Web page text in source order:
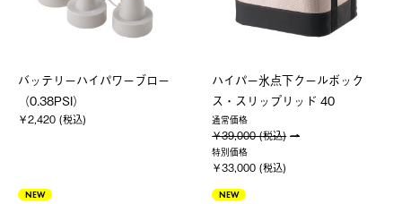
バッテリーハイパワーブロー
（0.38PSI）
￥2,420 (税込)
ハイパー氷点下クールボック
ス・スリップリッド 40
通常価格
￥39,000 (税込)
特別価格
￥33,000 (税込)
NEW NEW